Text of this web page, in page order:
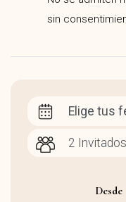
sin
Elige tus
Desde